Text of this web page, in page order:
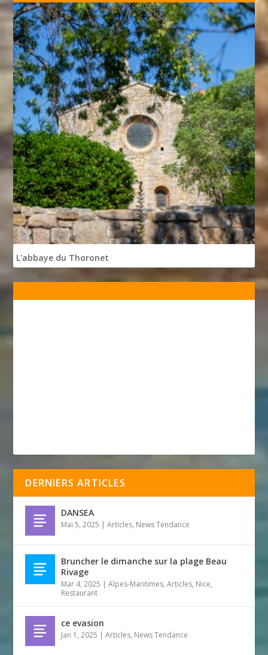
L'abbaye du Thoronet
DERNIERS ARTICLES
DANSEA
Mai 5, 2025 |Articles, News Tendance
Bruncher le dimanche sur la plage Beau
Rivage
Mar 4, 2025 |Alpes-Maritimes,Articles, Nice,
Restaurant
ce evasion
Jan 1, 2025 |Articles, News Tendance